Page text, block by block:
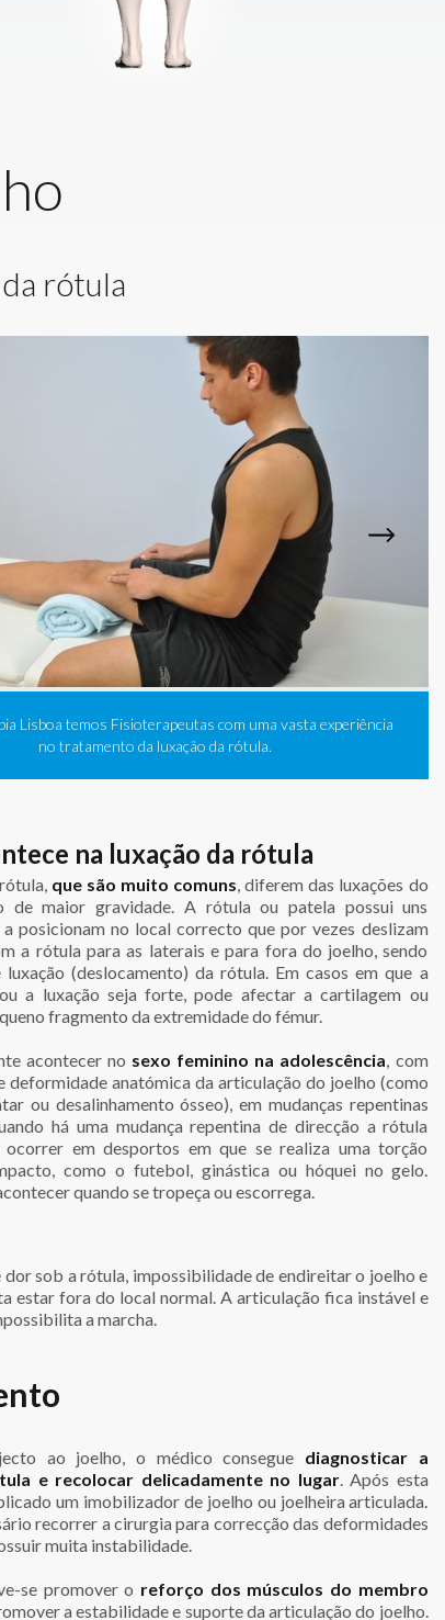
rótula
Lisboa temos Fisioterapeutas com uma vasta experiência
no tratamento da luxação da rótula.
na luxação da rótula
que são muito comuns, diferem das luxações do
de maior gravidade. A rótula ou patela possui uns
a posicionam no local correcto que por vezes deslizam
a rótula para as laterais e para fora do joelho, sendo
luxação (deslocamento) da rótula. Em casos em que a
a luxação seja forte, pode afectar a cartilagem ou
fragmento da extremidade do fémur.
acontecer no sexo feminino na adolescência, com
deformidade anatómica da articulação do joelho (como
ou desalinhamento ósseo), em mudanças repentinas
há uma mudança repentina de direcção a rótula
em desportos em que se realiza uma torção
como o futebol, ginástica ou hóquei no gelo.
quando se tropeça ou escorrega.
dor sob a rótula, impossibilidade de endireitar o joelho e
estar fora do local normal. A articulação fica instável e
a marcha.
ao joelho, o médico consegue diagnosticar a
e recolocar delicadamente no lugar. Após esta
um imobilizador de joelho ou joelheira articulada.
recorrer a cirurgia para correcção das deformidades
muita instabilidade.
se promover o reforço dos músculos do membro
a estabilidade e suporte da articulação do joelho.